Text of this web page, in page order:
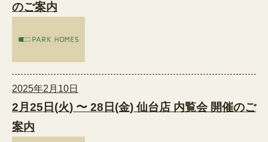
のご案内
2025年2月10日
2月25日(火) 〜 28日(金) 仙台店 内覧会 開催のご
案内